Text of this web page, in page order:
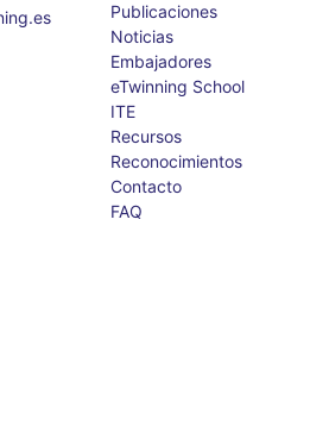
Publicaciones
Noticias
Embajadores
eTwinning School
ITE
Recursos
Reconocimientos
Contacto
FAQ